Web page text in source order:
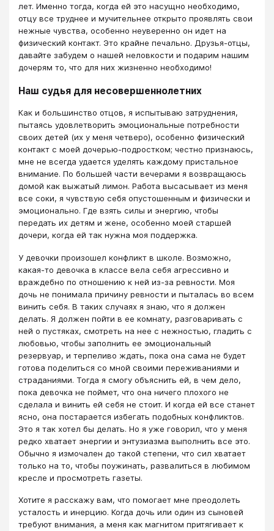
лет. Именно тогда, когда ей это насущно необходимо,
отцу все труднее и мучительнее открыто проявлять свои
нежные чувства, особенно неуверенно он идет на
физический контакт. Это крайне печально. Друзья-отцы,
давайте забудем о нашей неловкости и подарим нашим
дочерям то, что для них жизненно необходимо!
Наш судья для несовершеннолетних
Как и большинство отцов, я испытываю затруднения,
пытаясь удовлетворить эмоциональные потребности
своих детей (их у меня четверо), особенно физический
контакт с моей дочерью-подростком; честно признаюсь,
мне не всегда удается уделять каждому пристальное
внимание. По большей части вечерами я возвращаюсь
домой как выжатый лимон. Работа высасывает из меня
все соки, я чувствую себя опустошенным и физически и
эмоционально. Где взять силы и энергию, чтобы
передать их детям и жене, особенно моей старшей
дочери, когда ей так нужна моя поддержка.
У девочки произошел конфликт в школе. Возможно,
какая-то девочка в классе вела себя агрессивно и
враждебно по отношению к ней из-за ревности. Моя
дочь не понимала причину ревности и пыталась во всем
винить себя. В таких случаях я знаю, что я должен
делать. Я должен пойти в ее комнату, разговаривать с
ней о пустяках, смотреть на нее с нежностью, гладить с
любовью, чтобы заполнить ее эмоциональный
резервуар, и терпеливо ждать, пока она сама не будет
готова поделиться со мной своими переживаниями и
страданиями. Тогда я смогу объяснить ей, в чем дело,
пока девочка не поймет, что она ничего плохого не
сделала и винить ей себя не стоит. И когда ей все станет
ясно, она постарается избегать подобных конфликтов.
Это я так хотел бы делать. Но я уже говорил, что у меня
редко хватает энергии и энтузиазма выполнить все это.
Обычно я измочален до такой степени, что сил хватает
только на то, чтобы поужинать, развалиться в любимом
кресле и просмотреть газеты.
Хотите я расскажу вам, что помогает мне преодолеть
усталость и инерцию. Когда дочь или один из сыновей
требуют внимания, а меня как магнитом притягивает к